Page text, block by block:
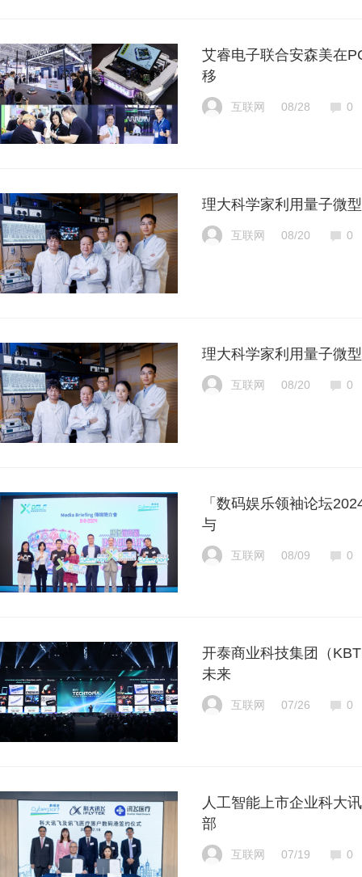
艾睿电子联合安森美在
移
互联网 08/28 0
理大科学家利用量子微
互联网 08/20 0
理大科学家利用量子微
互联网 08/20 0
「数码娱乐领袖论坛
与
互联网 08/09 0
开泰商业科技集团（
未来
互联网 07/26 0
人工智能上市企业科大
部
互联网 07/19 0